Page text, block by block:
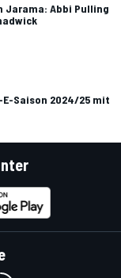
Jarama: Abbi Pulling
E-Saison 2024/25 mit